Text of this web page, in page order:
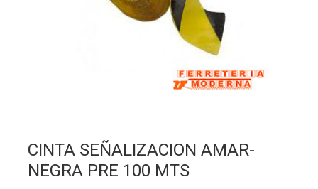
CINTA SEÑALIZACION AMAR-
NEGRA PRE 100 MTS